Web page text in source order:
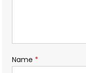
Name *